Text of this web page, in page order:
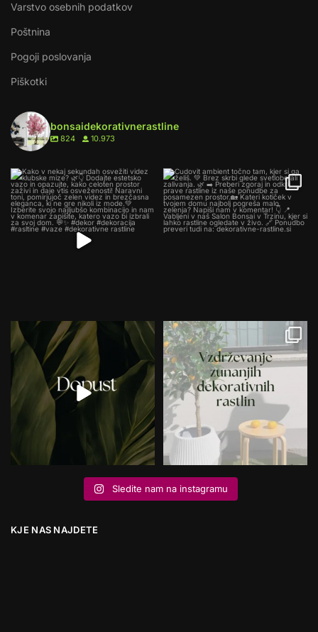
Varstvo osebnih podatkov
Poštnina
Pogoji poslovanja
Piškotki
bonsaidekorativnerastline
824 10.973
Sledite nam na instagramu
KJE NAS NAJDETE